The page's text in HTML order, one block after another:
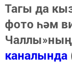
Тагы да
фото һәм
Чаллы»ның
каналында